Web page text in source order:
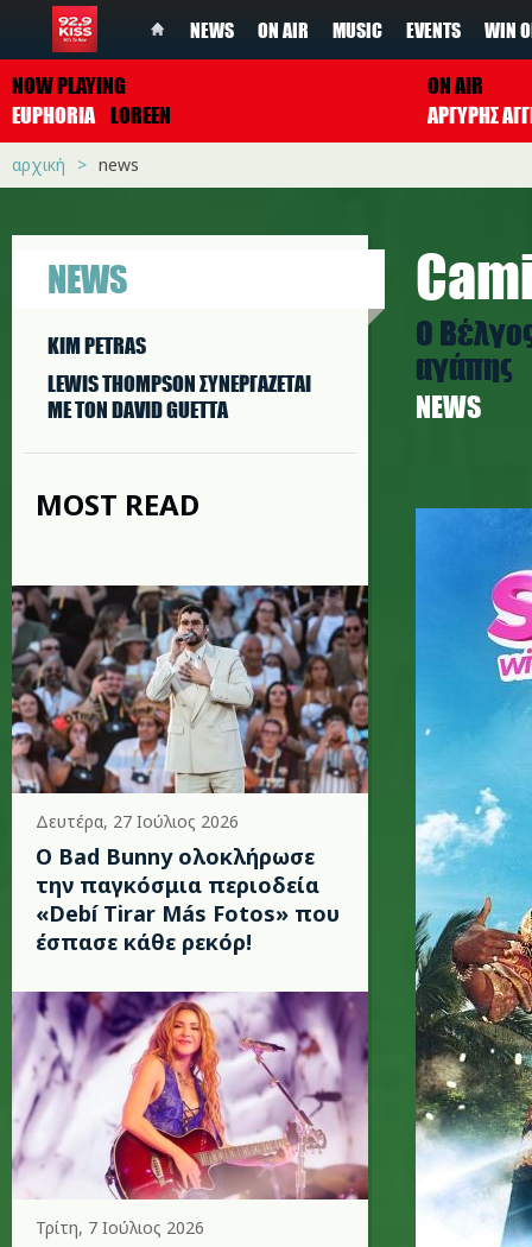
NEWS ON AIR MUSIC EVENTS WIN
NOW PLAYING
EUPHORIA LOREEN
ON AIR
ΑΡΓΥΡΗΣ
αρχική news
NEWS
KIM PETRAS
LEWIS THOMPSON ΣΥΝΕΡΓAΖΕΤΑΙ
ΜΕ ΤΟΝ DAVID GUETTA
MOST READ
Δευτέρα, 27 Ιούλιος 2026
Ο Bad Bunny ολοκλήρωσε
την παγκόσμια περιοδεία
«Debí Tirar Más Fotos» που
έσπασε κάθε ρεκόρ!
Τρίτη, 7 Ιούλιος 2026
Ο
αγάπης
NEWS